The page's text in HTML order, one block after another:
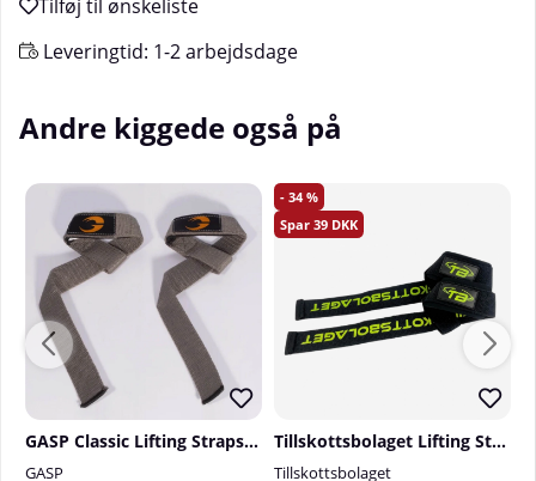
Leveringtid: 1-2 arbejdsdage
Andre kiggede også på
GASP Classic Lifting Straps, Smoke Grey
GASP
34
39
Tillskottsbolaget Lifting Straps
Tillskottsbolaget